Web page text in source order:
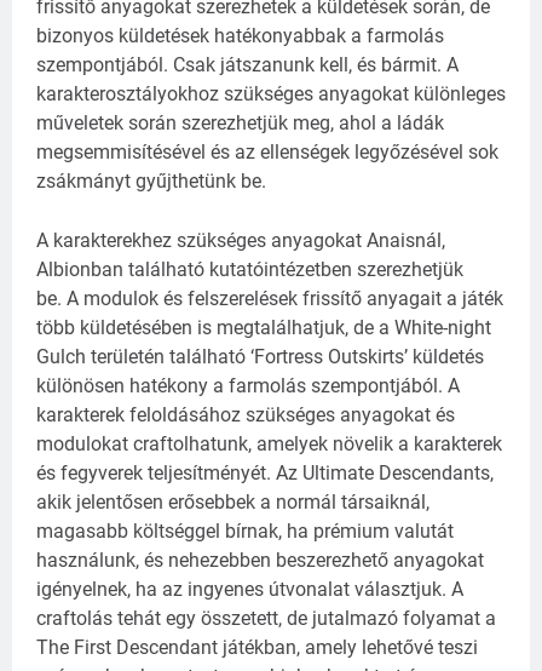
frissítő anyagokat szerezhetek a küldetések során, de
bizonyos küldetések hatékonyabbak a farmolás
szempontjából. Csak játszanunk kell, és bármit. A
karakterosztályokhoz szükséges anyagokat különleges
műveletek során szerezhetjük meg, ahol a ládák
megsemmisítésével és az ellenségek legyőzésével sok
zsákmányt gyűjthetünk be.
A karakterekhez szükséges anyagokat Anaisnál,
Albionban található kutatóintézetben szerezhetjük
be. A modulok és felszerelések frissítő anyagait a játék
több küldetésében is megtalálhatjuk, de a White-night
Gulch területén található ‘Fortress Outskirts’ küldetés
különösen hatékony a farmolás szempontjából. A
karakterek feloldásához szükséges anyagokat és
modulokat craftolhatunk, amelyek növelik a karakterek
és fegyverek teljesítményét. Az Ultimate Descendants,
akik jelentősen erősebbek a normál társaiknál,
magasabb költséggel bírnak, ha prémium valutát
használunk, és nehezebben beszerezhető anyagokat
igényelnek, ha az ingyenes útvonalat választjuk. A
craftolás tehát egy összetett, de jutalmazó folyamat a
The First Descendant játékban, amely lehetővé teszi